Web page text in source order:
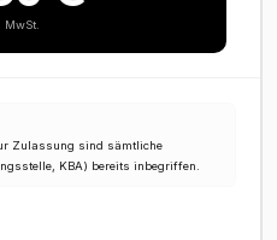
Zulassung sind sämtliche
KBA) bereits inbegriffen.